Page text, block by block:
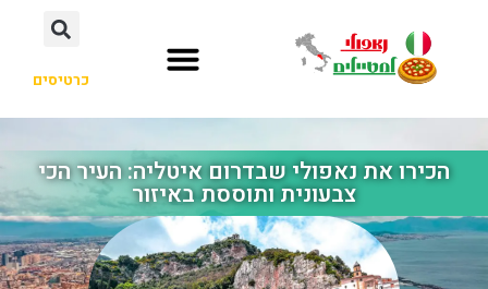
כרטיסים
הכירו את נאפולי שבדרום איטליה: העיר הכי
צבעונית ותוססת באיזור